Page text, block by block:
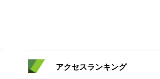
アクセスランキング